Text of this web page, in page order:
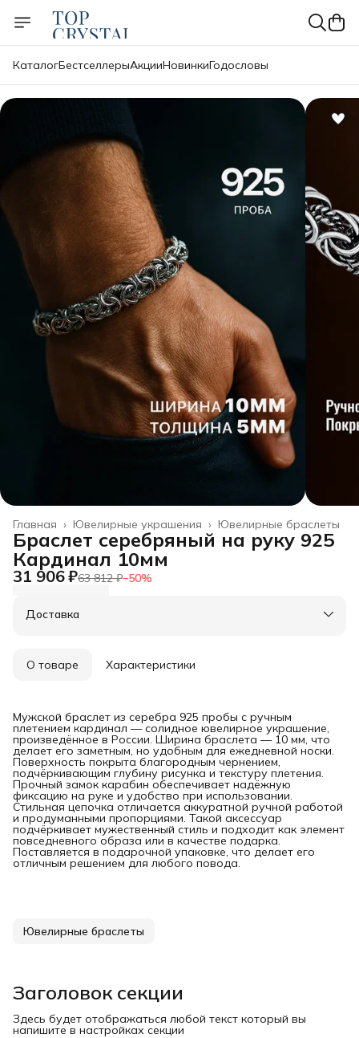
КаталогБестселлерыАкцииНовинкиГодословы
Ювелирные браслеты
Ювелирные украшения ›
Главная ›
Браслет серебряный на руку 925
Кардинал 10мм
31 906 ₽63 812 ₽−50%
Доставка
О товаре Характеристики
Мужской браслет из серебра 925 пробы с ручным
плетением кардинал — солидное ювелирное украшение,
произведённое в России. Ширина браслета — 10 мм, что
делает его заметным, но удобным для ежедневной носки.
Поверхность покрыта благородным чернением,
подчёркивающим глубину рисунка и текстуру плетения.
Прочный замок карабин обеспечивает надёжную
фиксацию на руке и удобство при использовании.
Стильная цепочка отличается аккуратной ручной работой
и продуманными пропорциями. Такой аксессуар
подчёркивает мужественный стиль и подходит как элемент
повседневного образа или в качестве подарка.
Поставляется в подарочной упаковке, что делает его
отличным решением для любого повода.
Ювелирные браслеты
Заголовок секции
Здесь будет отображаться любой текст который вы
напишите в настройках секции